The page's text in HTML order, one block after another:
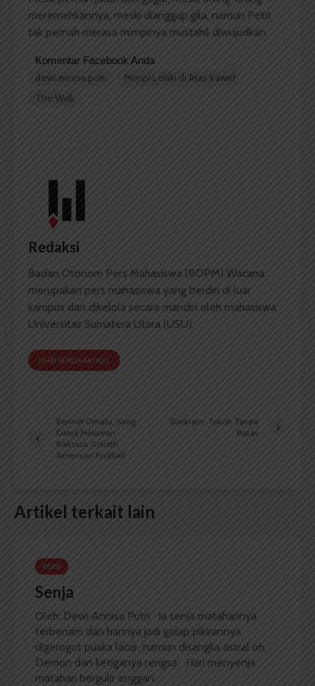
meremehkannya, meski dianggap gila, namun Petit
tak pernah merasa mimpinya mustahil diwujudkan.
Komentar Facebook Anda
dewi annisa putri
Mimpi Lelaki di Atas Kawat
The Walk
Redaksi
Badan Otonom Pers Mahasiswa (BOPM) Wacana
merupakan pers mahasiswa yang berdiri di luar
kampus dan dikelola secara mandiri oleh mahasiswa
Universitas Sumatera Utara (USU).
LIHAT SEMUA ARTIKEL
Bennet Omalu, Sang
David Melawan
Raksasa Goliath
American Football
Soekram: Tokoh Tanpa
Batas
Artikel terkait lain
PUISI
Senja
Oleh: Dewi Annisa Putri Ia senja mataharinya
terbenam dan harinya jadi gelap pikirannya
digerogot puaka lacur, namun disangka astral oh,
Demon dan ketiganya rengsa Hari menyenja
matahari bergulir enggan...